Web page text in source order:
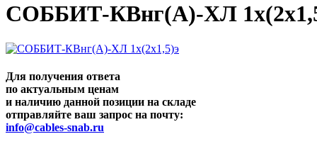
СОББИТ-КВнг(A)-ХЛ
Для получения ответа
по актуальным ценам
и наличию данной позиции на складе
отправляйте ваш запрос на почту:
info@cables-snab.ru